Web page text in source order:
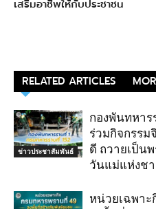
เสริมอาชีพให้กับประชาชน
RELATED ARTICLES
ข่าวประชาสัมพันธ์
กองพันทหาร
ร่วมกิจกรร
ดี ถวายเป็น
วันแม่แห่งช
หน่วยเฉพาะ